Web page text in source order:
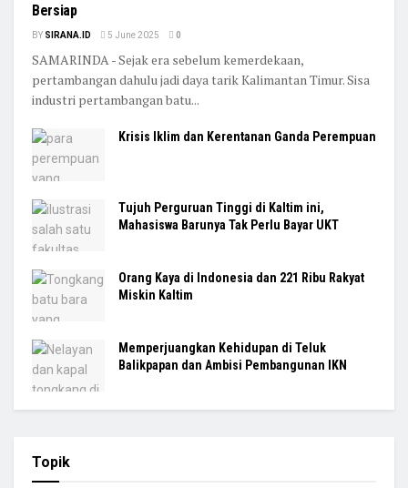
Bersiap
BY SIRANA.ID 5 June 2025 0
SAMARINDA - Sejak era sebelum kemerdekaan,
pertambangan dahulu jadi daya tarik Kalimantan Timur. Sisa
industri pertambangan batu...
Krisis Iklim dan Kerentanan Ganda Perempuan
Tujuh Perguruan Tinggi di Kaltim ini,
Mahasiswa Barunya Tak Perlu Bayar UKT
Orang Kaya di Indonesia dan 221 Ribu Rakyat
Miskin Kaltim
Memperjuangkan Kehidupan di Teluk
Balikpapan dan Ambisi Pembangunan IKN
Topik